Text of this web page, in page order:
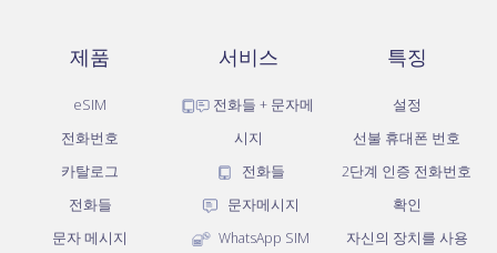
제품
eSIM
전화번호
카탈로그
전화들
문자 메시지
서비스
전화들 + 문자메
시지
전화들
문자메시지
WhatsApp SIM
특징
설정
선불 휴대폰 번호
2단계 인증 전화번호
확인
자신의 장치를 사용